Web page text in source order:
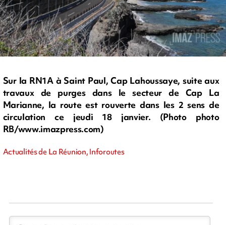
Sur la RN1A à Saint Paul, Cap Lahoussaye, suite aux
travaux de purges dans le secteur de Cap La
Marianne, la route est rouverte dans les 2 sens de
circulation ce jeudi 18 janvier. (Photo photo
RB/www.imazpress.com)
Actualités de La Réunion, Inforoutes